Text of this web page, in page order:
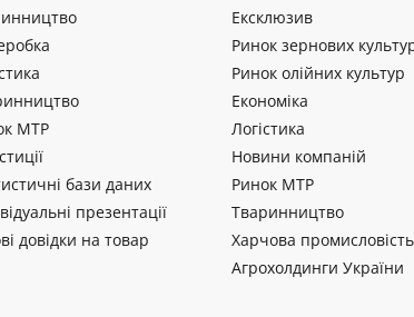
МТР
бази даних
презентації
довідки на товар
Ексклюзив
Ринок зернових
Ринок олійних культур
Економіка
Логістика
Новини компаній
Ринок МТР
Тваринництво
Харчова промисловість
Агрохолдинги України